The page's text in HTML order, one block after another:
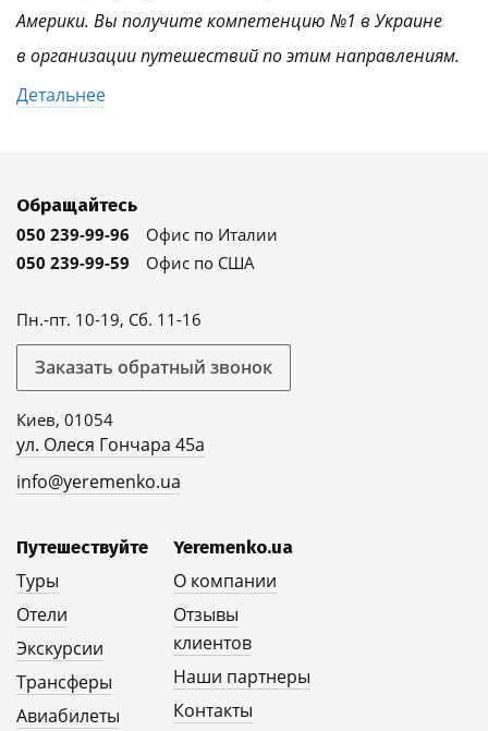
Америки. Вы получите компетенцию №1 в Украине
в организации путешествий по этим направлениям.
Детальнее
Обращайтесь
050 239-99-96
Офис по Италии
050 239-99-59
Офис по США
Пн.-пт. 10-19, Сб. 11-16
Заказать обратный звонок
Киев, 01054
ул. Олеся Гончара 45а
info@yeremenko.ua
Путешествуйте
Туры
Отели
Экскурсии
Трансферы
Авиабилеты
Yeremenko.ua
О компании
Отзывы
клиентов
Наши партнеры
Контакты